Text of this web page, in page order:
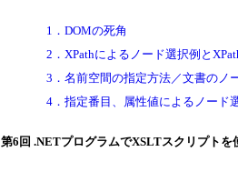
1．DOMの死角
2．XPathによるノード選択例と
3．名前空間の指定方法／文書のノ
4．指定番目、属性値によるノード
第6回 .NETプログラムでXSLTスクリプト